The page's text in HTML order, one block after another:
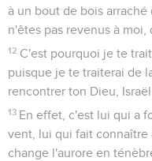
à un bout de bois
n'êtes pas revenus à moi,
12 C'est pourquoi je te
puisque je te traiterai de
rencontrer ton Dieu, Israël
13 En effet, c'est lui qui a
vent, lui qui fait connaître
change l'aurore en